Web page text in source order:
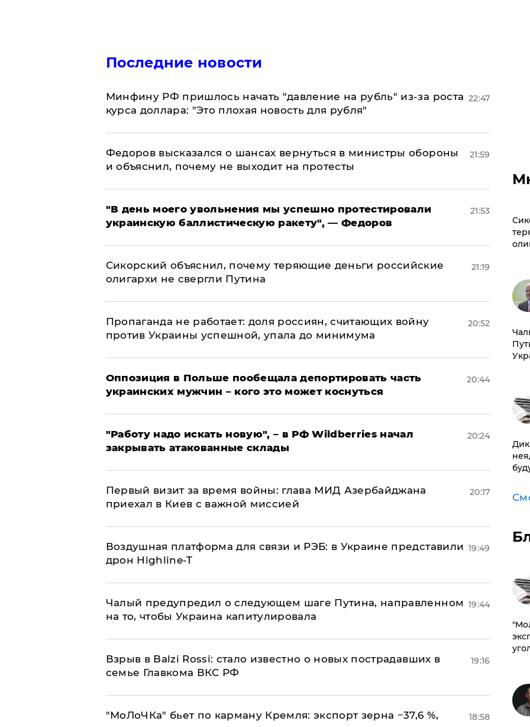
Последние новости
Минфину РФ пришлось начать "давление на рубль" из-за роста
курса доллара: "Это плохая новость для рубля"
22:47
Федоров высказался о шансах вернуться в министры обороны
и объяснил, почему не выходит на протесты
21:59
​"В день моего увольнения мы успешно протестировали
украинскую баллистическую ракету", — Федоров
21:53
Сикорский объяснил, почему теряющие деньги российские
олигархи не свергли Путина
21:19
​Пропаганда не работает: доля россиян, считающих войну
против Украины успешной, упала до минимума
20:52
Оппозиция в Польше пообещала депортировать часть
украинских мужчин – кого это может коснуться
20:44
"Работу надо искать новую", – в РФ Wildberries начал
закрывать атакованные склады
20:24
Первый визит за время войны: глава МИД Азербайджана
приехал в Киев с важной миссией
20:17
Воздушная платформа для связи и РЭБ: в Украине представили
дрон Highline-T
19:49
Чалый предупредил о следующем шаге Путина, направленном
на то, чтобы Украина капитулировала
19:44
Взрыв в Balzi Rossi: стало известно о новых пострадавших в
семье Главкома ВКС РФ
19:16
​"МоЛоЧКа" бьет по карману Кремля: экспорт зерна −37,6 %,
18:58